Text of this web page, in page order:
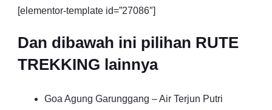
[elementor-template id=”27086″]
Dan dibawah ini pilihan RUTE
TREKKING lainnya
Goa Agung Garunggang – Air Terjun Putri